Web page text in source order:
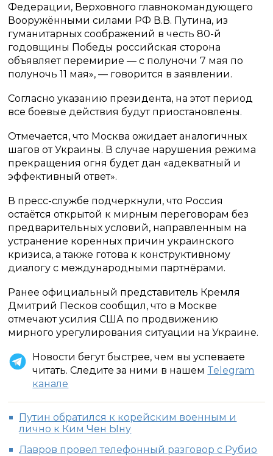
Федерации, Верховного главнокомандующего
Вооружёнными силами РФ В.В. Путина, из
гуманитарных соображений в честь 80-й
годовщины Победы российская сторона
объявляет перемирие — с полуночи 7 мая по
полуночь 11 мая», — говорится в заявлении.
Согласно указанию президента, на этот период
все боевые действия будут приостановлены.
Отмечается, что Москва ожидает аналогичных
шагов от Украины. В случае нарушения режима
прекращения огня будет дан «адекватный и
эффективный ответ».
В пресс-службе подчеркнули, что Россия
остаётся открытой к мирным переговорам без
предварительных условий, направленным на
устранение коренных причин украинского
кризиса, а также готова к конструктивному
диалогу с международными партнёрами.
Ранее официальный представитель Кремля
Дмитрий Песков сообщил, что в Москве
отмечают усилия США по продвижению
мирного урегулирования ситуации на Украине.
Новости бегут быстрее, чем вы успеваете
читать. Следите за ними в нашем Telegram
канале
Путин обратился к корейским военным и
лично к Ким Чен Ыну
Лавров провел телефонный разговор с Рубио